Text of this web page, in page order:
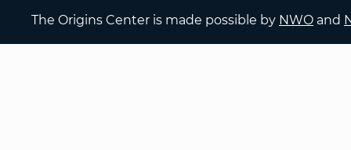
The Origins Center is made possible by NWO and